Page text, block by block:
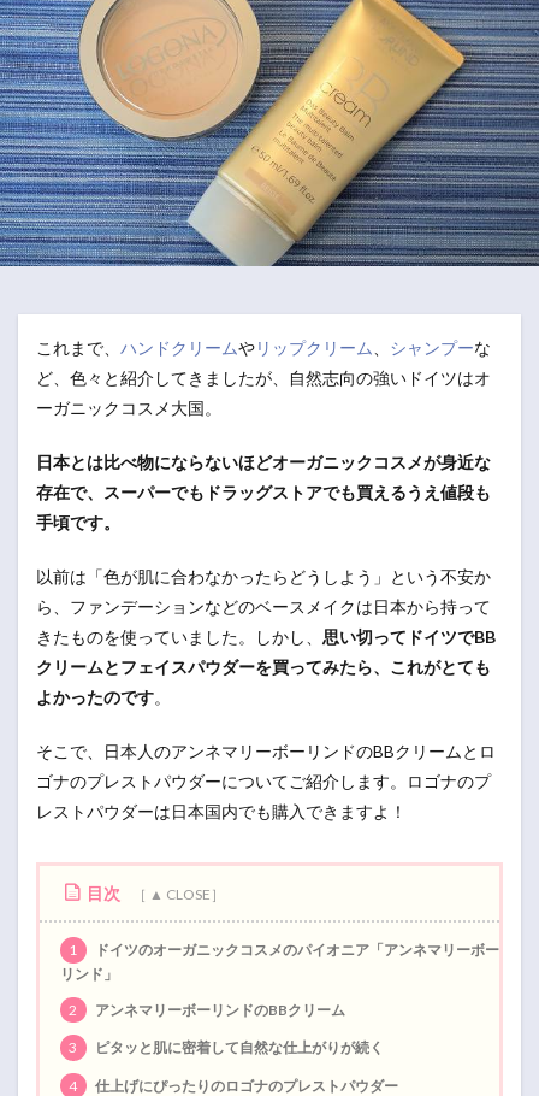
これまで、 ハンドクリームやリップクリーム シャンプーな
ど、色々と紹介してきましたが、自然志向の強いドイツはオ
ーガニックコスメ大国。
日本とは比べ物にならないほどオーガニックコスメが身近な
存在で、スーパーでもドラッグストアでも買えるうえ値段も
手頃です。
以前は「色が肌に合わなかったらどうしよう」という不安か
ら、ファンデーションなどのベースメイクは日本から持って
きたものを使っていました。しかし、 思い切ってドイツでBB
クリームとフェイスパウダーを買ってみたら、これがとても
よかったのです。
そこで、日本人のアンネマリーボーリンドのBBクリームとロ
ゴナのプレストパウダーについてご紹介します。ロゴナのプ
レストパウダーは日本国内でも購入できますよ！
目次
1
ドイツのオーガニックコスメのパイオニア「アンネマリーボー
リンド」
2
アンネマリーボーリンドのBBクリーム
3 ピタッと肌に密着して自然な仕上がりが続く
4 仕上げにぴったりのロゴナのプレストパウダー